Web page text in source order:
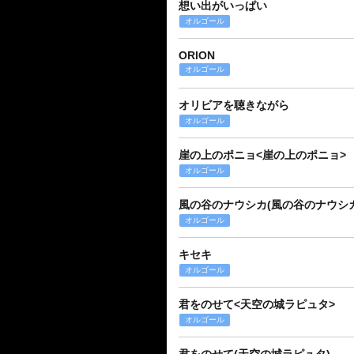
想い出がいっぱい
オルゴール
ORION
オルゴール
オリビアを聴きながら
オルゴール
崖の上のポニョ<崖の上のポニョ>
オルゴール
風の谷のナウシカ(風の谷のナウシ
オルゴール
キセキ
オルゴール
君をのせて<天空の城ラピュタ>
オルゴール